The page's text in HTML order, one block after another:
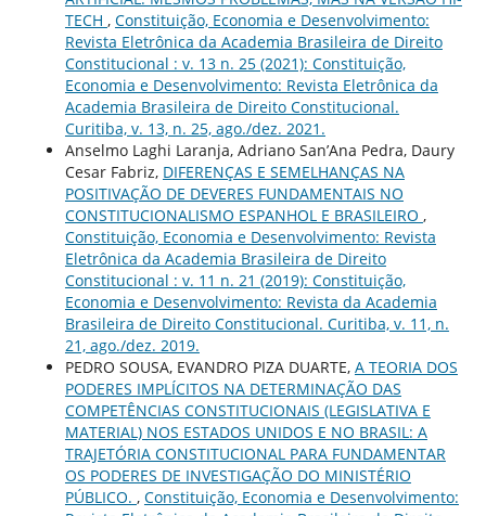
TECH , Constituição, Economia e Desenvolvimento:
Revista Eletrônica da Academia Brasileira de Direito
Constitucional : v. 13 n. 25 (2021): Constituição,
Economia e Desenvolvimento: Revista Eletrônica da
Academia Brasileira de Direito Constitucional.
Curitiba, v. 13, n. 25, ago./dez. 2021.
Anselmo Laghi Laranja, Adriano San’Ana Pedra, Daury
Cesar Fabriz, DIFERENÇAS E SEMELHANÇAS NA
POSITIVAÇÃO DE DEVERES FUNDAMENTAIS NO
CONSTITUCIONALISMO ESPANHOL E BRASILEIRO ,
Constituição, Economia e Desenvolvimento: Revista
Eletrônica da Academia Brasileira de Direito
Constitucional : v. 11 n. 21 (2019): Constituição,
Economia e Desenvolvimento: Revista da Academia
Brasileira de Direito Constitucional. Curitiba, v. 11, n.
21, ago./dez. 2019.
PEDRO SOUSA, EVANDRO PIZA DUARTE, A TEORIA DOS
PODERES IMPLÍCITOS NA DETERMINAÇÃO DAS
COMPETÊNCIAS CONSTITUCIONAIS (LEGISLATIVA E
MATERIAL) NOS ESTADOS UNIDOS E NO BRASIL: A
TRAJETÓRIA CONSTITUCIONAL PARA FUNDAMENTAR
OS PODERES DE INVESTIGAÇÃO DO MINISTÉRIO
PÚBLICO. , Constituição, Economia e Desenvolvimento: